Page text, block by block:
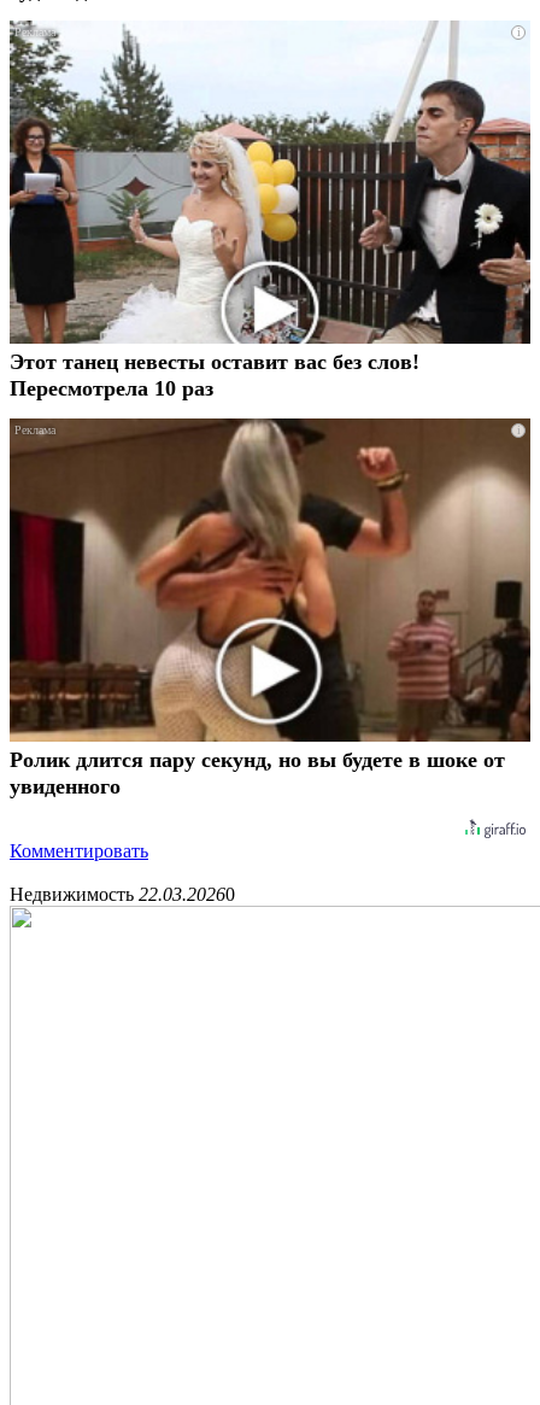
i
Этот танец невесты оставит вас без слов!
Пересмотрела 10 раз
i
Ролик длится пару секунд, но вы будете в шоке от
увиденного
Комментировать
Недвижимость 22.03.20260